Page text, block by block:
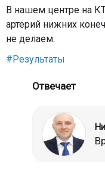
В нашем центре на
артерий нижних
не делаем.
#Результаты
Отвечает